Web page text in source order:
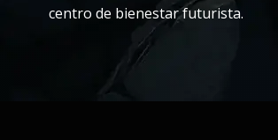
centro de bienestar futurista.